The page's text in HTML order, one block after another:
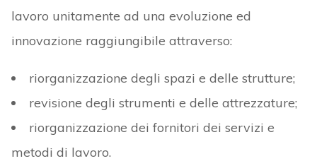
lavoro unitamente ad una evoluzione ed
innovazione raggiungibile attraverso:
riorganizzazione degli spazi e delle strutture;
revisione degli strumenti e delle attrezzature;
riorganizzazione dei fornitori dei servizi e
metodi di lavoro.